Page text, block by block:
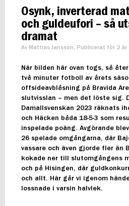
Osynk, inverterad
och guldeufori – så
dramat
Av Mattias Jansson, Publicerat för 2 år
När bilden här ovan togs, så
två minuter fotboll av årets
offsideavblåsning på Bravida
slutvisslan – men det löste sig.
Damallsvenskan 2023 räknats
och Häcken båda 18-5-3 som
inspelade poäng. Avgörande
26 spelade omgångarna, där
vassare och även gjorde fler än
kokade ner till slutomgångens
och på Hisingen, där
och allt. Här går vi igenom
lossnade i varsin halvlek.